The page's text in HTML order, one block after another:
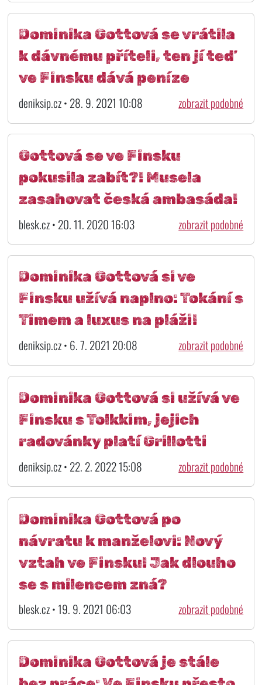
Dominika Gottová se vrátila
k dávnému příteli, ten jí teď
ve Finsku dává peníze
deniksip.cz • 28. 9. 2021 10:08 zobrazit podobné
Gottová se ve Finsku
pokusila zabít?! Musela
zasahovat česká ambasáda!
blesk.cz • 20. 11. 2020 16:03 zobrazit podobné
Dominika Gottová si ve
Finsku užívá naplno: Tokání s
Timem a luxus na pláži!
deniksip.cz • 6. 7. 2021 20:08 zobrazit podobné
Dominika Gottová si užívá ve
Finsku s Tolkkim, jejich
radovánky platí Grillotti
deniksip.cz • 22. 2. 2022 15:08 zobrazit podobné
Dominika Gottová po
návratu k manželovi: Nový
vztah ve Finsku! Jak dlouho
se s milencem zná?
blesk.cz • 19. 9. 2021 06:03 zobrazit podobné
Dominika Gottová je stále